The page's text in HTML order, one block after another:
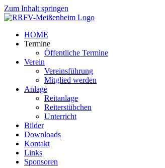
Zum Inhalt springen
HOME
Termine
Öffentliche Termine
Verein
Vereinsführung
Mitglied werden
Anlage
Reitanlage
Reiterstübchen
Unterricht
Bilder
Downloads
Kontakt
Links
Sponsoren